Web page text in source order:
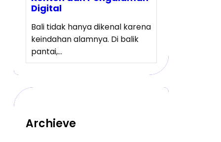
Digital
Bali tidak hanya dikenal karena
keindahan alamnya. Di balik
pantai,…
Archieve